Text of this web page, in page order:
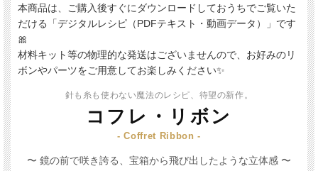
本商品は、ご購入後すぐにダウンロードしておうちでご覧いた
だける「デジタルレシピ（PDFテキスト・動画データ）」です
🎀
材料キット等の物理的な発送はございませんので、お好みのリ
ボンやパーツをご用意してお楽しみください✨
針も糸も使わない魔法のレシピ、待望の新作。
コフレ・リボン
- Coffret Ribbon -
〜 鏡の前で咲き誇る、宝箱から飛び出したような立体感 〜